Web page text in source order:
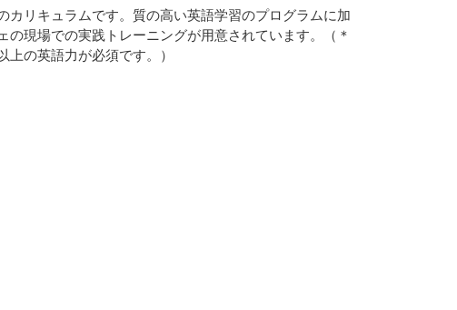
カリキュラムです。質の高い英語学習のプログラムに加
の現場での実践トレーニングが用意されています。（＊
上の英語力が必須です。）